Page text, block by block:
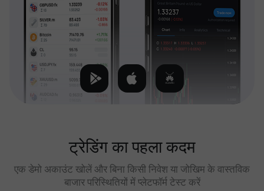
ट्रेडिंग का पहला कदम
एक डेमो अकाउंट खोलें और बिना किसी निवेश या जोखिम के वास्तविक
बाजार परिस्थितियों में प्लेटफॉर्म टेस्ट करें